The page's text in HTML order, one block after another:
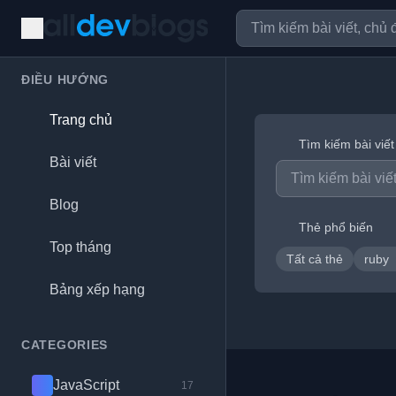
ĐIỀU HƯỚNG
Trang chủ
Bài viết
Blog
Top tháng
Bảng xếp hạng
CATEGORIES
JavaScript 17
Tìm kiếm bài viết
Thẻ phổ biến
Tất cả thẻ ruby